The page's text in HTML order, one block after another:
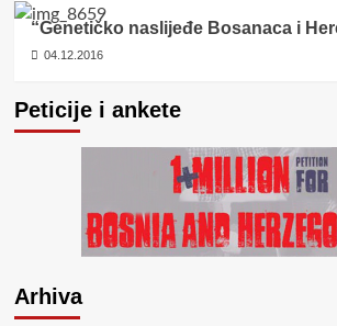
“Genetičko naslijeđe Bosanaca i
04.12.2016
Peticije i ankete
Arhiva